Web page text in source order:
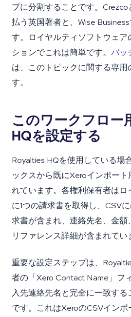
プに分割することです。
払う英国著者と、Wise
す。ロイヤルティソフトウェ
ションでこれは簡単です。 バッ
は、このトピックに関する専用
す。
このワークフロー
HQを設定する
Royalties HQを使用している場
ックスから既にXeroインポー
れています。各権利保有者はロ
に1つの請求書を取得し、CSV
求書が含まれ、連絡先名、金額
リファレンス詳細が含まれてい
重要な設定ステップは、
者の「Xero Contact Name」フ
入先連絡先名と完全に一致する
です。これはXeroのCSVインポ